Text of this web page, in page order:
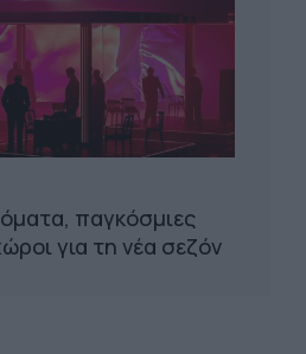
παγκόσμιες
για τη νέα σεζόν